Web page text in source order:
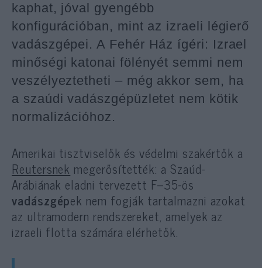
kaphat, jóval gyengébb
konfigurációban, mint az izraeli légierő
vadászgépei. A Fehér Ház ígéri: Izrael
minőségi katonai fölényét semmi nem
veszélyeztetheti – még akkor sem, ha
a szaúdi vadászgépüzletet nem kötik
normalizációhoz.
Amerikai tisztviselők és védelmi szakértők a
Reutersnek megerősítették: a Szaúd-
Arábiának eladni tervezett F–35-ös
vadászgépek nem fogják tartalmazni azokat
az ultramodern rendszereket, amelyek az
izraeli flotta számára elérhetők.